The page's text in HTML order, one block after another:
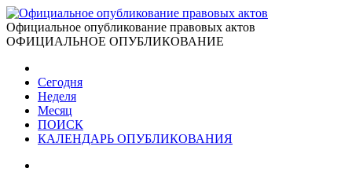
Официальное опубликование правовых актов
ОФИЦИАЛЬНОЕ ОПУБЛИКОВАНИЕ
Сегодня
Неделя
Месяц
ПОИСК
КАЛЕНДАРЬ ОПУБЛИКОВАНИЯ